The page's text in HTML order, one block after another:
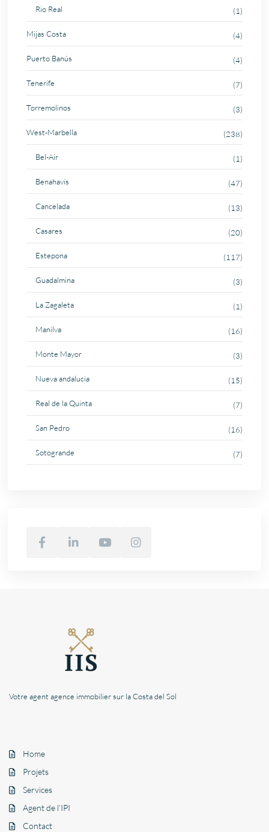
Rio Real (1)
Mijas Costa (4)
Puerto Banús (4)
Tenerife (7)
Torremolinos (3)
West-Marbella (238)
Bel-Air (1)
Benahavis (47)
Cancelada (13)
Casares (20)
Estepona (117)
Guadalmina (3)
La Zagaleta (1)
Manilva (16)
Monte Mayor (3)
Nueva andalucia (15)
Real de la Quinta (7)
San Pedro (16)
Sotogrande (7)
Votre agent agence immobilier sur la Costa del Sol
Home
Projets
Services
Agent de l’IPI
Contact